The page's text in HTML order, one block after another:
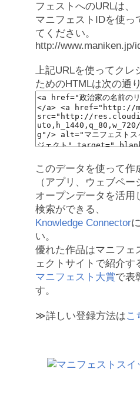
フェストへのURLは、
マニフェストIDを使っ
てください。
http://www.maniken.jp/
上記URLを使ってクレ
ためのHTMLは次の通
このデータを使って作
（アプリ、ウェブペー
オープンデータを活用
検索ができる、
Knowledge Connector
い。
優れた作品はマニフェ
ェクトサイトで紹介す
マニフェスト大賞で表
す。
≫詳しい登録方法はこ